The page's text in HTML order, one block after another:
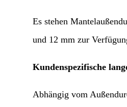
Es stehen
und 12 mm zur
Kundenspezifische
Abhängig vom